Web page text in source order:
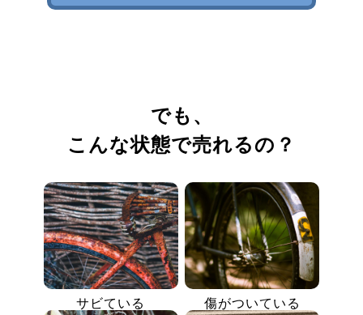
でも、
こんな状態で売れるの？
サビている 傷がついている